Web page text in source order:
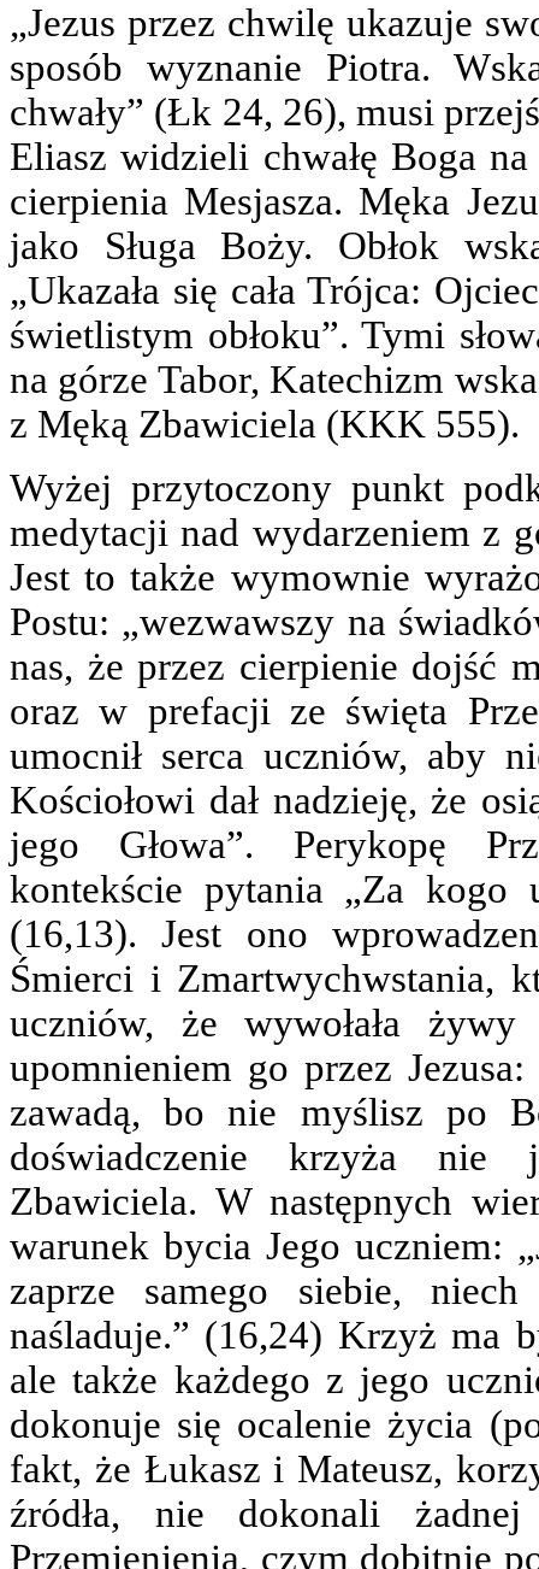
„Jezus przez chwilę ukazuje
sposób wyznanie Piotra.
chwały” (Łk 24, 26), musi
Eliasz widzieli chwałę Boga
cierpienia Mesjasza. Męka
jako Sługa Boży. Obłok
„Ukazała się cała Trójca:
świetlistym obłoku”. Tymi
na górze Tabor, Katechizm
z Męką Zbawiciela (KKK 555).
Wyżej przytoczony punkt
medytacji nad wydarzeniem z
Jest to także wymownie
Postu: „wezwawszy na
nas, że przez cierpienie dojść
oraz w prefacji ze święta
umocnił serca uczniów, aby
Kościołowi dał nadzieję, że
jego Głowa”. Perykopę
kontekście pytania „Za kogo
(16,13). Jest ono
Śmierci i Zmartwychwstania,
uczniów, że wywołała
upomnieniem go przez
zawadą, bo nie myślisz po
doświadczenie krzyża nie
Zbawiciela. W następnych
warunek bycia Jego uczniem:
zaprze samego siebie,
naśladuje.” (16,24) Krzyż ma
ale także każdego z jego
dokonuje się ocalenie życia
fakt, że Łukasz i Mateusz,
źródła, nie dokonali
Przemienienia, czym dobitnie